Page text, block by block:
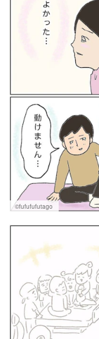
©fufufufutago